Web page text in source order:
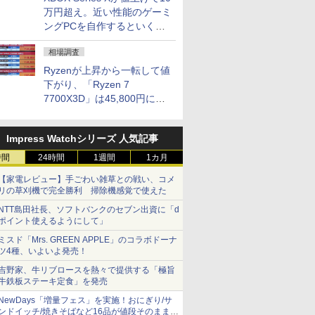
万円超え。近い性能のゲーミ
ングPCを自作するといくら
になる？
相場調査
Ryzenが上昇から一転して値
下がり、「Ryzen 7
7700X3D」は45,800円に急
との価格逆転解消 [8月前半の
CPU価格]
Impress Watchシリーズ 人気記事
24時間 1週間 1カ月
家電レビュー】手ごわい雑草との戦い、コメ
の草刈機で完全勝利 掃除機感覚で使えた
島田社長、ソフトバンクのセブン出資に「d
イント使えるようにして」
スド「Mrs. GREEN APPLE」のコラボドーナ
4種、いよいよ発売！
野家、牛リブロースを熱々で提供する「極旨
鉄板ステーキ定食」を発売
「増量フェス」を実施！おにぎり/サ
ドイッチ/焼きそばなど16品が値段そのままで